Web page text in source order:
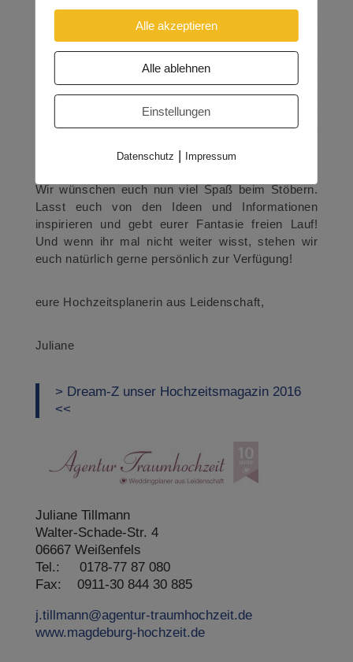
Hochzeitsvorbereitung euch durch turbulente
Zeiten bringen. Um den Weg etwas angenehmer
zu gestalten, möchten wir euch gern auf eurem
Planungspunkte, sowie euer Budget unter Kontrolle
und so könnt ihr die schönen Seiten an eurer
Hochzeitsvorbereitung in vollen Zügen genießen
Wir wünschen euch nun viel Spaß beim Stöbern.
Lasst euch von den Ideen und Informationen
inspirieren und gebt eurer Fantasie freien Lauf!
Und wenn ihr mal nicht weiter wisst, stehen wir
euch natürlich gerne persönlich zur Verfügung!
eure Hochzeitsplanerin aus Leidenschaft,
Juliane
> Dream-Z unser Hochzeitsmagazin 2016
<<
Juliane Tillmann
Walter-Schade-Str. 4
06667 Weißenfels
Tel.: 0178-77 87 080
Fax: 0911-30 844 30 885
j.tillmann@agentur-traumhochzeit.de
www.magdeburg-hochzeit.de
Alle akzeptieren
Alle ablehnen
Einstellungen
Datenschutz | Impressum